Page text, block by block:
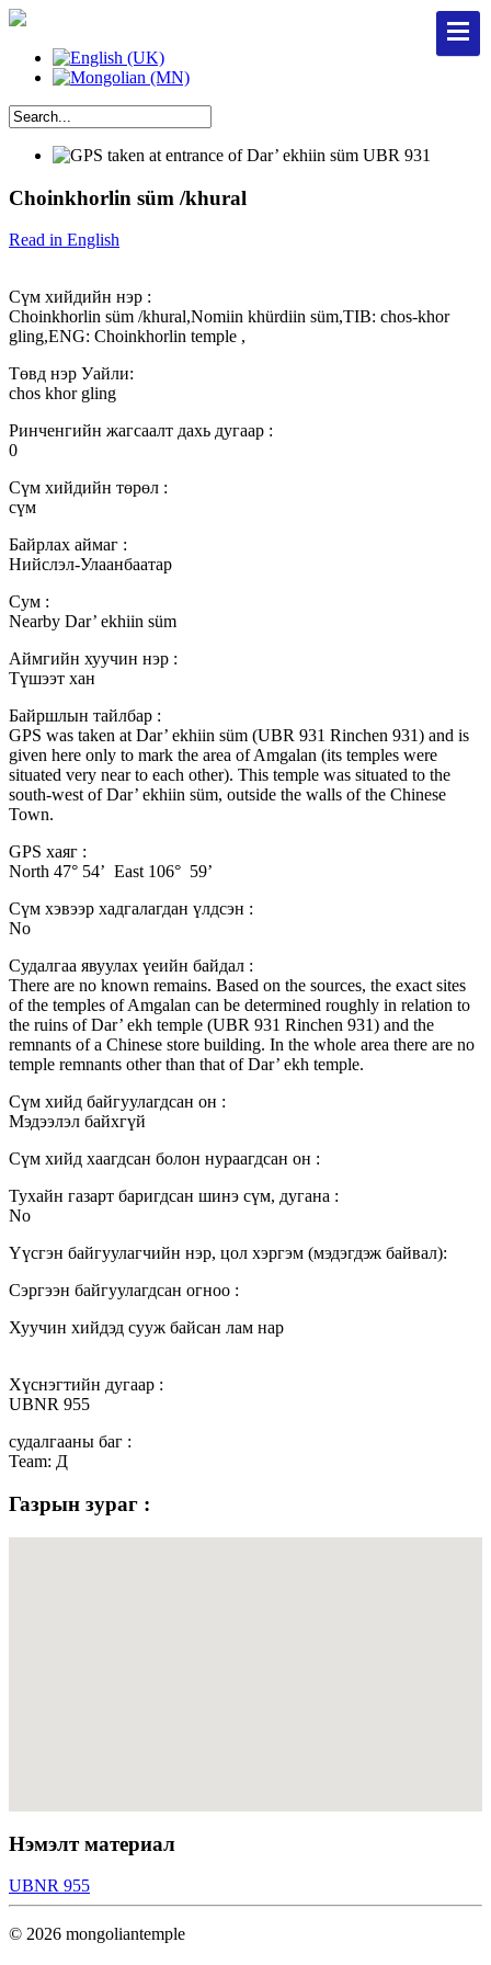
Choinkhorlin süm /khural
Read in English
Сүм хийдийн нэр :
Choinkhorlin süm /khural,Nomiin khürdiin süm,TIB: chos-khor
gling,ENG: Choinkhorlin temple ,
Төвд нэр Уайли:
chos khor gling
Ринченгийн жагсаалт дахь дугаар :
0
Сүм хийдийн төрөл :
cүм
Байрлах аймаг :
Нийслэл-Улаанбаатар
Сум :
Nearby Dar’ ekhiin süm
Аймгийн хуучин нэр :
Түшээт хан
Байршлын тайлбар :
GPS was taken at Dar’ ekhiin süm (UBR 931 Rinchen 931) and is
given here only to mark the area of Amgalan (its temples were
situated very near to each other). This temple was situated to the
south-west of Dar’ ekhiin süm, outside the walls of the Chinese
Town.
GPS хаяг :
North 47° 54’ East 106° 59’
Сүм хэвээр хадгалагдан үлдсэн :
No
Судалгаа явуулах үеийн байдал :
There are no known remains. Based on the sources, the exact sites
of the temples of Amgalan can be determined roughly in relation to
the ruins of Dar’ ekh temple (UBR 931 Rinchen 931) and the
remnants of a Chinese store building. In the whole area there are no
temple remnants other than that of Dar’ ekh temple.
Сүм хийд байгуулагдсан он :
Мэдээлэл байхгүй
Сүм хийд хаагдсан болон нураагдсан он :
Тухайн газарт баригдсан шинэ сүм, дугана :
No
Үүсгэн байгуулагчийн нэр, цол хэргэм (мэдэгдэж байвал):
Сэргээн байгуулагдсан огноо :
Хуучин хийдэд сууж байсан лам нар
Хүснэгтийн дугаар :
UBNR 955
судалгааны баг :
Team: Д
Газрын зураг :
Нэмэлт материал
UBNR 955
© 2026 mongoliantemple